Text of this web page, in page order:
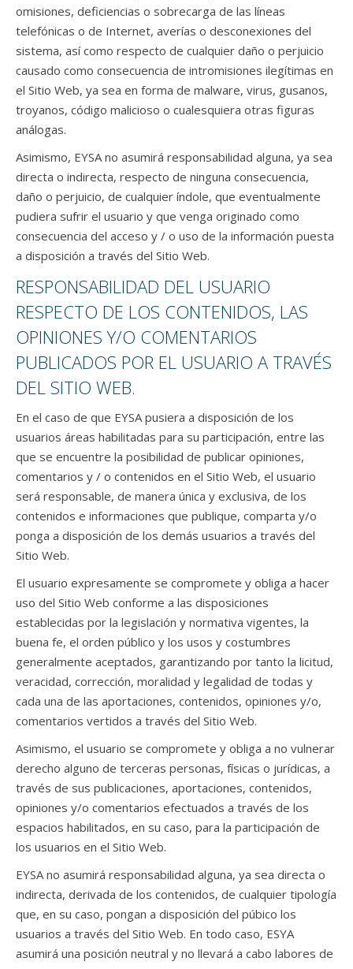
omisiones, deficiencias o sobrecarga de las líneas
telefónicas o de Internet, averías o desconexiones del
sistema, así como respecto de cualquier daño o perjuicio
causado como consecuencia de intromisiones ilegítimas en
el Sitio Web, ya sea en forma de malware, virus, gusanos,
troyanos, código malicioso o cualesquiera otras figuras
análogas.
Asimismo, EYSA no asumirá responsabilidad alguna, ya sea
directa o indirecta, respecto de ninguna consecuencia,
daño o perjuicio, de cualquier índole, que eventualmente
pudiera sufrir el usuario y que venga originado como
consecuencia del acceso y / o uso de la información puesta
a disposición a través del Sitio Web.
RESPONSABILIDAD DEL USUARIO
RESPECTO DE LOS CONTENIDOS, LAS
OPINIONES Y/O COMENTARIOS
PUBLICADOS POR EL USUARIO A TRAVÉS
DEL SITIO WEB.
En el caso de que EYSA pusiera a disposición de los
usuarios áreas habilitadas para su participación, entre las
que se encuentre la posibilidad de publicar opiniones,
comentarios y / o contenidos en el Sitio Web, el usuario
será responsable, de manera única y exclusiva, de los
contenidos e informaciones que publique, comparta y/o
ponga a disposición de los demás usuarios a través del
Sitio Web.
El usuario expresamente se compromete y obliga a hacer
uso del Sitio Web conforme a las disposiciones
establecidas por la legislación y normativa vigentes, la
buena fe, el orden público y los usos y costumbres
generalmente aceptados, garantizando por tanto la licitud,
veracidad, corrección, moralidad y legalidad de todas y
cada una de las aportaciones, contenidos, opiniones y/o,
comentarios vertidos a través del Sitio Web.
Asimismo, el usuario se compromete y obliga a no vulnerar
derecho alguno de terceras personas, físicas o jurídicas, a
través de sus publicaciones, aportaciones, contenidos,
opiniones y/o comentarios efectuados a través de los
espacios habilitados, en su caso, para la participación de
los usuarios en el Sitio Web.
EYSA no asumirá responsabilidad alguna, ya sea directa o
indirecta, derivada de los contenidos, de cualquier tipología
que, en su caso, pongan a disposición del púbico los
usuarios a través del Sitio Web. En todo caso, ESYA
asumirá una posición neutral y no llevará a cabo labores de